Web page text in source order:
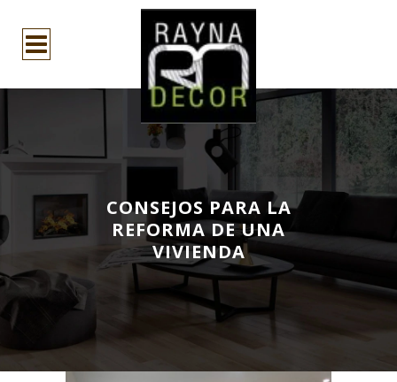
CONSEJOS PARA LA
REFORMA DE UNA
VIVIENDA